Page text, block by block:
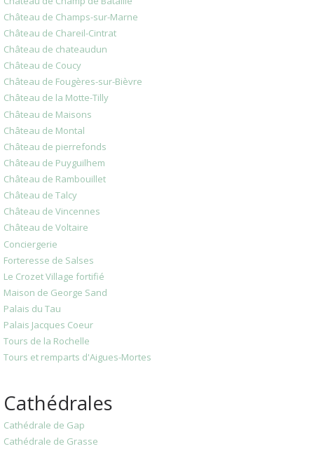
Château de Champs-sur-Marne
Château de Chareil-Cintrat
Château de chateaudun
Château de Coucy
Château de Fougères-sur-Bièvre
Château de la Motte-Tilly
Château de Maisons
Château de Montal
Château de pierrefonds
Château de Puyguilhem
Château de Rambouillet
Château de Talcy
Château de Vincennes
Château de Voltaire
Conciergerie
Forteresse de Salses
Le Crozet Village fortifié
Maison de George Sand
Palais du Tau
Palais Jacques Coeur
Tours de la Rochelle
Tours et remparts d'Aigues-Mortes
Cathédrales
Cathédrale de Gap
Cathédrale de Grasse